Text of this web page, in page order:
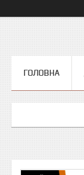
ГОЛОВНА